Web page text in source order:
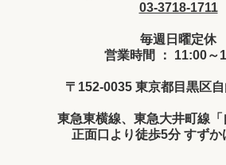
03-3718-1711
毎週日曜定休
営業時間 ： 11:00～
〒152-0035 東京都目黒区
東急東横線、東急大井町線「
正面口より徒歩5分 すずか